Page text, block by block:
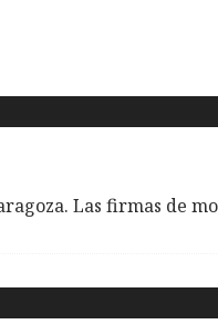
Las firmas de